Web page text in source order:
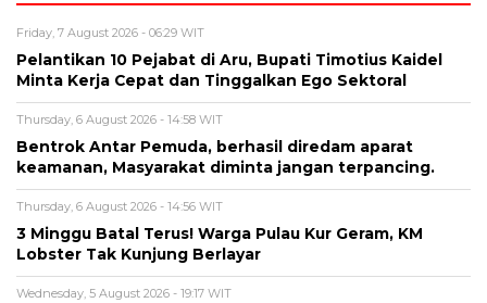
Friday, 7 August 2026 - 06:29 WIT
Pelantikan 10 Pejabat di Aru, Bupati Timotius Kaidel
Minta Kerja Cepat dan Tinggalkan Ego Sektoral
Thursday, 6 August 2026 - 14:58 WIT
Bentrok Antar Pemuda, berhasil diredam aparat
keamanan, Masyarakat diminta jangan terpancing.
Thursday, 6 August 2026 - 14:56 WIT
3 Minggu Batal Terus! Warga Pulau Kur Geram, KM
Lobster Tak Kunjung Berlayar
Wednesday, 5 August 2026 - 19:17 WIT